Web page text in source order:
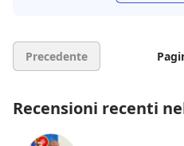
Precedente
Recensioni recenti